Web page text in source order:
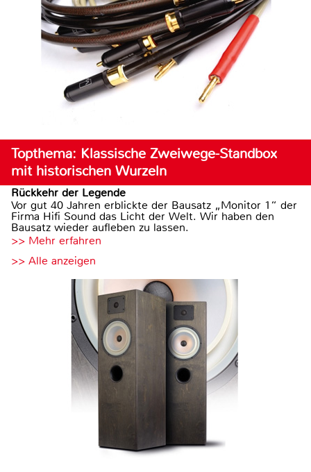
Topthema: Klassische Zweiwege-Standbox
mit historischen Wurzeln
Rückkehr der Legende
Vor gut 40 Jahren erblickte der Bausatz „Monitor 1“ der
Firma Hifi Sound das Licht der Welt. Wir haben den
Bausatz wieder aufleben zu lassen.
>> Mehr erfahren
>> Alle anzeigen